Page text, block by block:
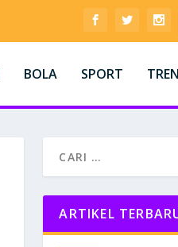
BOLA SPORT
ARTIKEL